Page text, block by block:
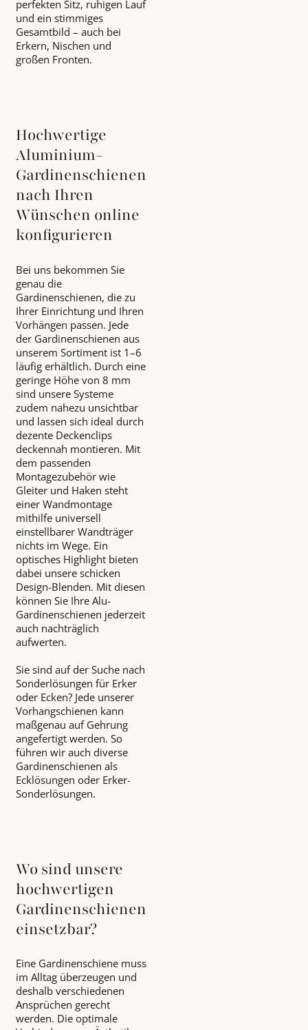
perfekten Sitz, ruhigen Lauf
und ein stimmiges
Gesamtbild – auch bei
Erkern, Nischen und
großen Fronten.
Hochwertige
Aluminium-
Gardinenschienen
nach Ihren
Wünschen online
konfigurieren
Bei uns bekommen Sie
genau die
Gardinenschienen, die zu
Ihrer Einrichtung und Ihren
Vorhängen passen. Jede
der Gardinenschienen aus
unserem Sortiment ist 1–6
läufig erhältlich. Durch eine
geringe Höhe von 8 mm
sind unsere Systeme
zudem nahezu unsichtbar
und lassen sich ideal durch
dezente Deckenclips
deckennah montieren. Mit
dem passenden
Montagezubehör wie
Gleiter und Haken steht
einer Wandmontage
mithilfe universell
einstellbarer Wandträger
nichts im Wege. Ein
optisches Highlight bieten
dabei unsere schicken
Design-Blenden. Mit diesen
können Sie Ihre Alu-
Gardinenschienen jederzeit
auch nachträglich
aufwerten.
Sie sind auf der Suche nach
Sonderlösungen für Erker
oder Ecken? Jede unserer
Vorhangschienen kann
maßgenau auf Gehrung
angefertigt werden. So
führen wir auch diverse
Gardinenschienen als
Ecklösungen oder Erker-
Sonderlösungen.
Wo sind unsere
hochwertigen
Gardinenschienen
einsetzbar?
Eine Gardinenschiene muss
im Alltag überzeugen und
deshalb verschiedenen
Ansprüchen gerecht
werden. Die optimale